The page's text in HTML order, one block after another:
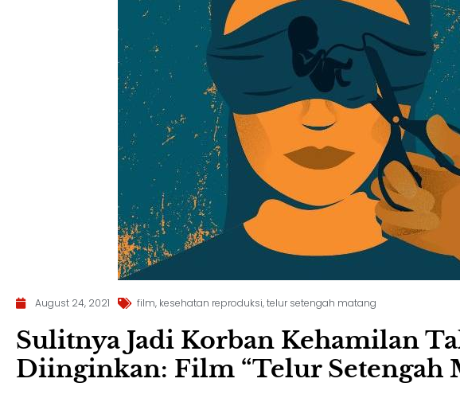
August 24, 2021 film, kesehatan reproduksi,telur setengah matang
Sulitnya Jadi Korban Kehamilan
Diinginkan: Film “Telur Setengah